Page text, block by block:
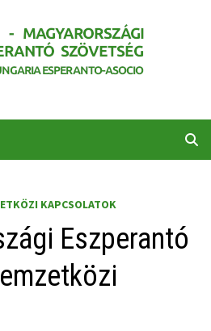
KAPCSOLATOK
Eszperantó